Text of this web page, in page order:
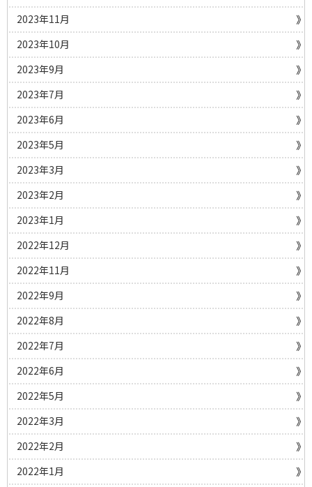
2023年11月
2023年10月
2023年9月
2023年7月
2023年6月
2023年5月
2023年3月
2023年2月
2023年1月
2022年12月
2022年11月
2022年9月
2022年8月
2022年7月
2022年6月
2022年5月
2022年3月
2022年2月
2022年1月